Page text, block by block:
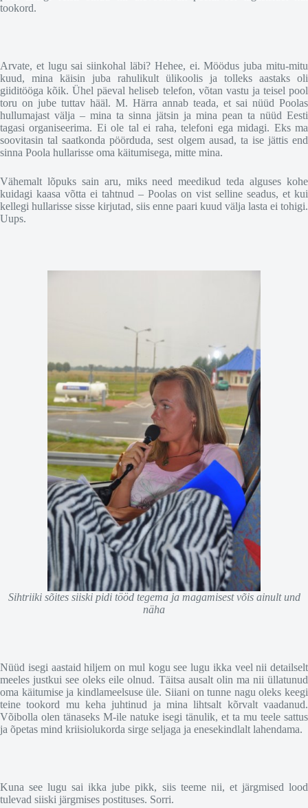
tookord.
Arvate, et lugu sai siinkohal läbi? Hehee, ei. Möödus juba mitu-mitu
kuud, mina käisin juba rahulikult ülikoolis ja tolleks aastaks oli
giiditööga kõik. Ühel päeval heliseb telefon, võtan vastu ja teisel pool
toru on jube tuttav hääl. M. Härra annab teada, et sai nüüd Poolas
hullumajast välja – mina ta sinna jätsin ja mina pean ta nüüd Eesti
tagasi organiseerima. Ei ole tal ei raha, telefoni ega midagi. Eks ma
soovitasin tal saatkonda pöörduda, sest olgem ausad, ta ise jättis end
sinna Poola hullarisse oma käitumisega, mitte mina.
Vähemalt lõpuks sain aru, miks need meedikud teda alguses kohe
kuidagi kaasa võtta ei tahtnud – Poolas on vist selline seadus, et kui
kellegi hullarisse sisse kirjutad, siis enne paari kuud välja lasta ei tohigi.
Uups.
Sihtriiki sõites siiski pidi tööd tegema ja magamisest võis ainult und
näha
Nüüd isegi aastaid hiljem on mul kogu see lugu ikka veel nii detailselt
meeles justkui see oleks eile olnud. Täitsa ausalt olin ma nii üllatunud
oma käitumise ja kindlameelsuse üle. Siiani on tunne nagu oleks keegi
teine tookord mu keha juhtinud ja mina lihtsalt kõrvalt vaadanud.
Võibolla olen tänaseks M-ile natuke isegi tänulik, et ta mu teele sattus
ja õpetas mind kriisiolukorda sirge seljaga ja enesekindlalt lahendama.
Kuna see lugu sai ikka jube pikk, siis teeme nii, et järgmised lood
tulevad siiski järgmises postituses. Sorri.